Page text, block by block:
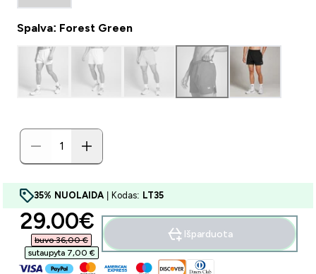
Spalva: Forest Green
35% NUOLAIDA | Kodas: LT35
discounted price
29.00€‎
buvo 36,00 €‎
sutaupyta 7,00 €‎
Išparduota